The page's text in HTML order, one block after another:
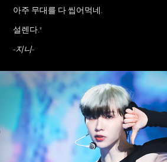
아주 무대를 다 씹어먹네.
설렌다."
-지니-